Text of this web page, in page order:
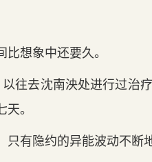
想象中还要久。
往去沈南泱处进行过治
。
只有‌隐约的异能波动不断